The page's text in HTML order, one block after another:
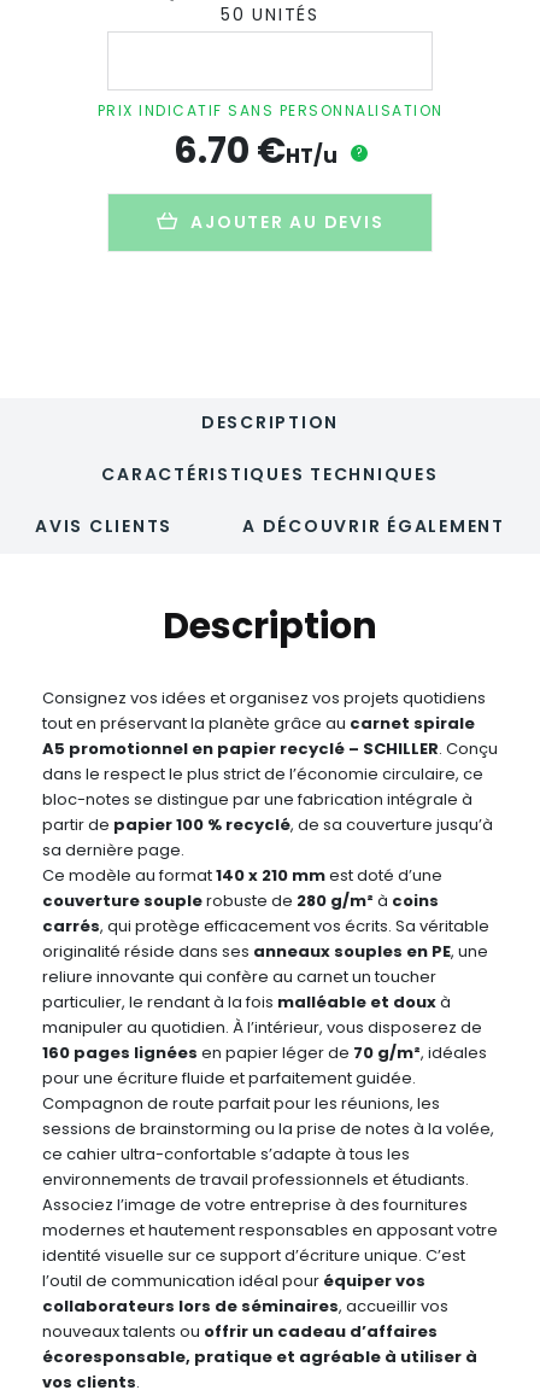
50 UNITÉS
quantité
promotionnelle
en
-
PRIX INDICATIF SANS PERSONNALISATION
6.70€HT/u ?
AJOUTER AU DEVIS
DESCRIPTION
CARACTÉRISTIQUES TECHNIQUES
AVIS CLIENTS A DÉCOUVRIR ÉGALEMENT
Description
Consignez vos idées et organisez vos projets quotidiens
tout en préservant la planète grâce au carnet spirale
A5 promotionnel en papier recyclé – SCHILLER. Conçu
dans le respect le plus strict de l’économie circulaire, ce
bloc-notes se distingue par une fabrication intégrale à
partir de papier 100 % recyclé, de sa couverture jusqu’à
sa dernière page.
Ce modèle au format140 x 210 mmest doté d’une
couverture souplerobuste de 280 g/m² à coins
carrés, qui protège efficacement vos écrits. Sa véritable
originalité réside dans ses anneaux souples en PE, une
reliure innovante qui confère au carnet un toucher
particulier, le rendant à la fois malléable et douxà
manipuler au quotidien. À l’intérieur, vous disposerez de
160 pages lignées en papier léger de 70 g/m², idéales
pour une écriture fluide et parfaitement guidée.
Compagnon de route parfait pour les réunions, les
sessions de brainstorming ou la prise de notes à la volée,
ce cahier ultra-confortable s’adapte à tous les
environnements de travail professionnels et étudiants.
Associez l’image de votre entreprise à des fournitures
modernes et hautement responsables en apposant votre
identité visuelle sur ce support d’écriture unique. C’est
l’outil de communication idéal pour équiper vos
collaborateurs lors de séminaires, accueillir vos
nouveaux talents ou offrir un cadeau d’affaires
écoresponsable, pratique et agréable à utiliser à
vos clients.